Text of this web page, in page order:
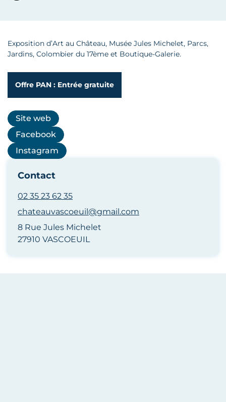
Exposition d’Art au Château, Musée Jules Michelet, Parcs,
Jardins, Colombier du 17ème et Boutique-Galerie.
Offre PAN : Entrée gratuite
Site web
Facebook
Instagram
Contact
02 35 23 62 35
chateauvascoeuil@gmail.com
8 Rue Jules Michelet
27910 VASCOEUIL